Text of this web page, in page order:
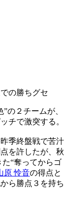
の勝ちグセ
の２チームが、
チで激突する。
季終盤戦で苦汁
を許したが、秋
“奪ってからゴ
原 怜音の得点と
ら勝点３を持ち